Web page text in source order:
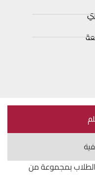
بمجموعة من